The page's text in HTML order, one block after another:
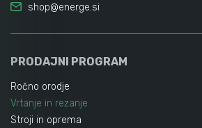
shop@energe.si
PRODAJNI PROGRAM
Ročno orodje
Vrtanje in rezanje
Stroji in oprema